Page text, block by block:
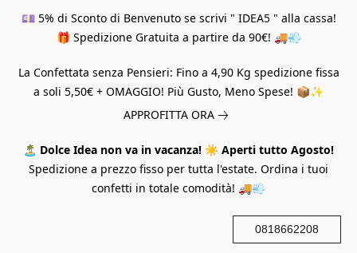
💷 5% di Sconto di Benvenuto se scrivi " IDEA5 " alla cassa!
🎁 Spedizione Gratuita a partire da 90€! 🚚💨
La Confettata senza Pensieri: Fino a 4,90 Kg spedizione fissa
a soli 5,50€ + OMAGGIO! Più Gusto, Meno Spese! 📦✨
APPROFITTA ORA
🏝️ Dolce Idea non va in vacanza! ☀️ Aperti tutto Agosto!
Spedizione a prezzo fisso per tutta l'estate. Ordina i tuoi
confetti in totale comodità! 🚚💨
0818662208